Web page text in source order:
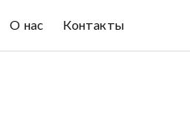
О нас Контакты